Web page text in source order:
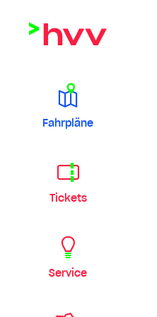
Fahrpläne
Tickets
Service